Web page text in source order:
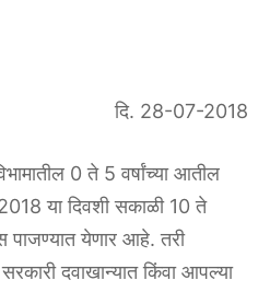
दि. 28-07-2018
0 ते 5 वर्षांच्या आतील
या दिवशी सकाळी 10 ते
पाजण्यात येणार आहे. तरी
दवाखान्यात किंवा आपल्या